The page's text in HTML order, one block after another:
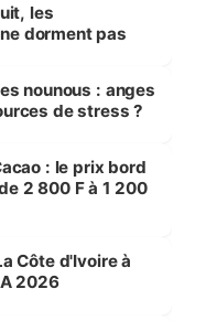
les
dorment pas
nounous : anges
de stress ?
: le prix bord
2 800 F à 1 200
Côte d'Ivoire à
2026